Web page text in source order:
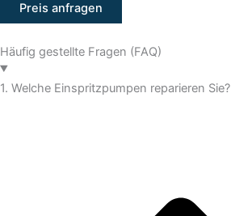
Häufig gestellte Fragen (FAQ)
1. Welche Einspritzpumpen reparieren Sie?